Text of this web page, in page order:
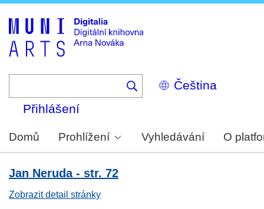
Select
your
Přihlášení
Domů Prohlížení Vyhledávání O
Jan Neruda - str. 72
Zobrazit detail stránky